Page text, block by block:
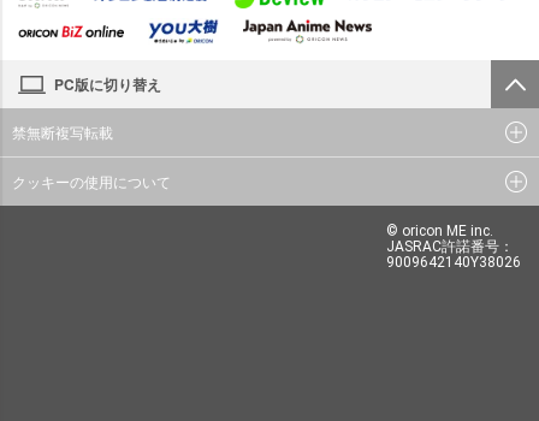
PC版に切り替え
禁無断複写転載
クッキーの使用について
© oricon ME inc.
JASRAC許諾番号：
9009642140Y38026